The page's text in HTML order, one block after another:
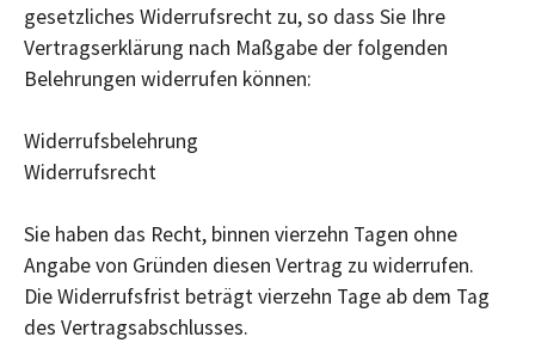
gesetzliches Widerrufsrecht zu, so dass Sie Ihre
Vertragserklärung nach Maßgabe der folgenden
Belehrungen widerrufen können:
Widerrufsbelehrung
Widerrufsrecht
Sie haben das Recht, binnen vierzehn Tagen ohne
Angabe von Gründen diesen Vertrag zu widerrufen.
Die Widerrufsfrist beträgt vierzehn Tage ab dem Tag
des Vertragsabschlusses.